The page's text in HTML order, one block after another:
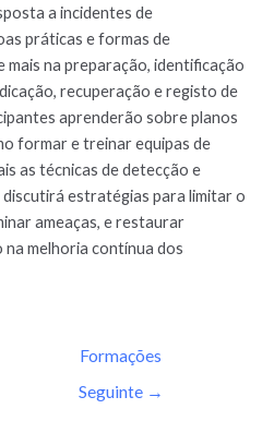
a incidentes de
práticas e formas de
mais na preparação, identificação
recuperação e registo de
aprenderão sobre planos
formar e treinar equipas de
as técnicas de detecção e
discutirá estratégias para limitar o
ameaças, e restaurar
na melhoria contínua dos
Formações
Seguinte →